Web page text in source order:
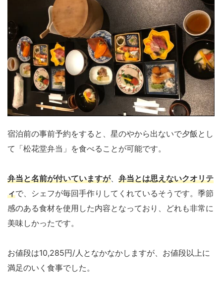
宿泊前の事前予約をすると、星のやから出ないで夕飯とし
て「松花堂弁当」を食べることが可能です。
弁当と名前が付いていますが、 弁当とは思えないクオリテ
ィで、シェフが毎回手作りしてくれているそうです。季節
感のある食材を使用した内容となっており、どれも非常に
美味しかったです。
お値段は10,285円/人となかなかしますが、お値段以上に
満足のいく食事でした。